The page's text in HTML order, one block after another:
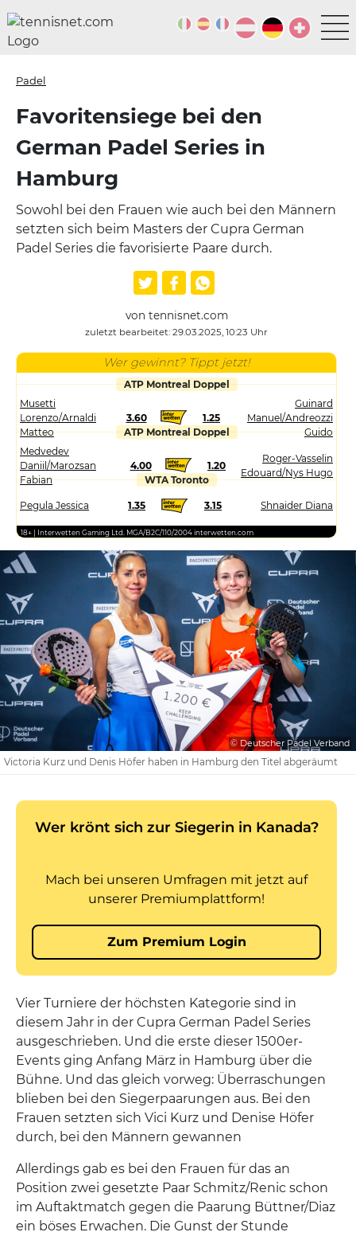
Padel
Favoritensiege bei den
German Padel Series in
Hamburg
Sowohl bei den Frauen wie auch bei den Männern
setzten sich beim Masters der Cupra German
Padel Series die favorisierte Paare durch.
von tennisnet.com
zuletzt bearbeitet: 29.03.2025, 10:23 Uhr
Wer gewinnt? Tippt jetzt!
ATP Montreal Doppel
Musetti
Lorenzo/Arnaldi
Matteo
3.60 1.25
Guinard
Manuel/Andreozzi
Guido
ATP Montreal Doppel
Medvedev
Daniil/Marozsan
Fabian
4.00 1.20
Roger-Vasselin
Edouard/Nys Hugo
WTA Toronto
Pegula Jessica 1.35 3.15 Shnaider Diana
18+ | Interwetten Gaming Ltd. MGA/B2C/110/2004 interwetten.com
© Deutscher Padel Verband
Victoria Kurz und Denis Höfer haben in Hamburg den Titel abgeräumt
Vier Turniere der höchsten Kategorie sind in
diesem Jahr in der Cupra German Padel Series
ausgeschrieben. Und die erste dieser 1500er-
Events ging Anfang März in Hamburg über die
Bühne. Und das gleich vorweg: Überraschungen
blieben bei den Siegerpaarungen aus. Bei den
Frauen setzten sich Vici Kurz und Denise Höfer
durch, bei den Männern gewannen
Allerdings gab es bei den Frauen für das an
Position zwei gesetzte Paar Schmitz/Renic schon
im Auftaktmatch gegen die Paarung Büttner/Diaz
ein böses Erwachen. Die Gunst der Stunde